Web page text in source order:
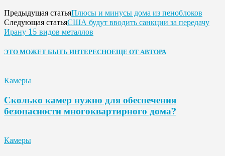
Предыдущая статьяПлюсы и минусы дома из пеноблоков
Следующая статьяСША будут вводить санкции за передачу
Ирану 15 видов металлов
ЭТО МОЖЕТ БЫТЬ ИНТЕРЕСНОЕЩЕ ОТ АВТОРА
Камеры
Сколько камер нужно для обеспечения
безопасности многоквартирного дома?
Камеры